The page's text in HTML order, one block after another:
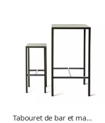
Tabouret de bar et mange-debout SEASIDE